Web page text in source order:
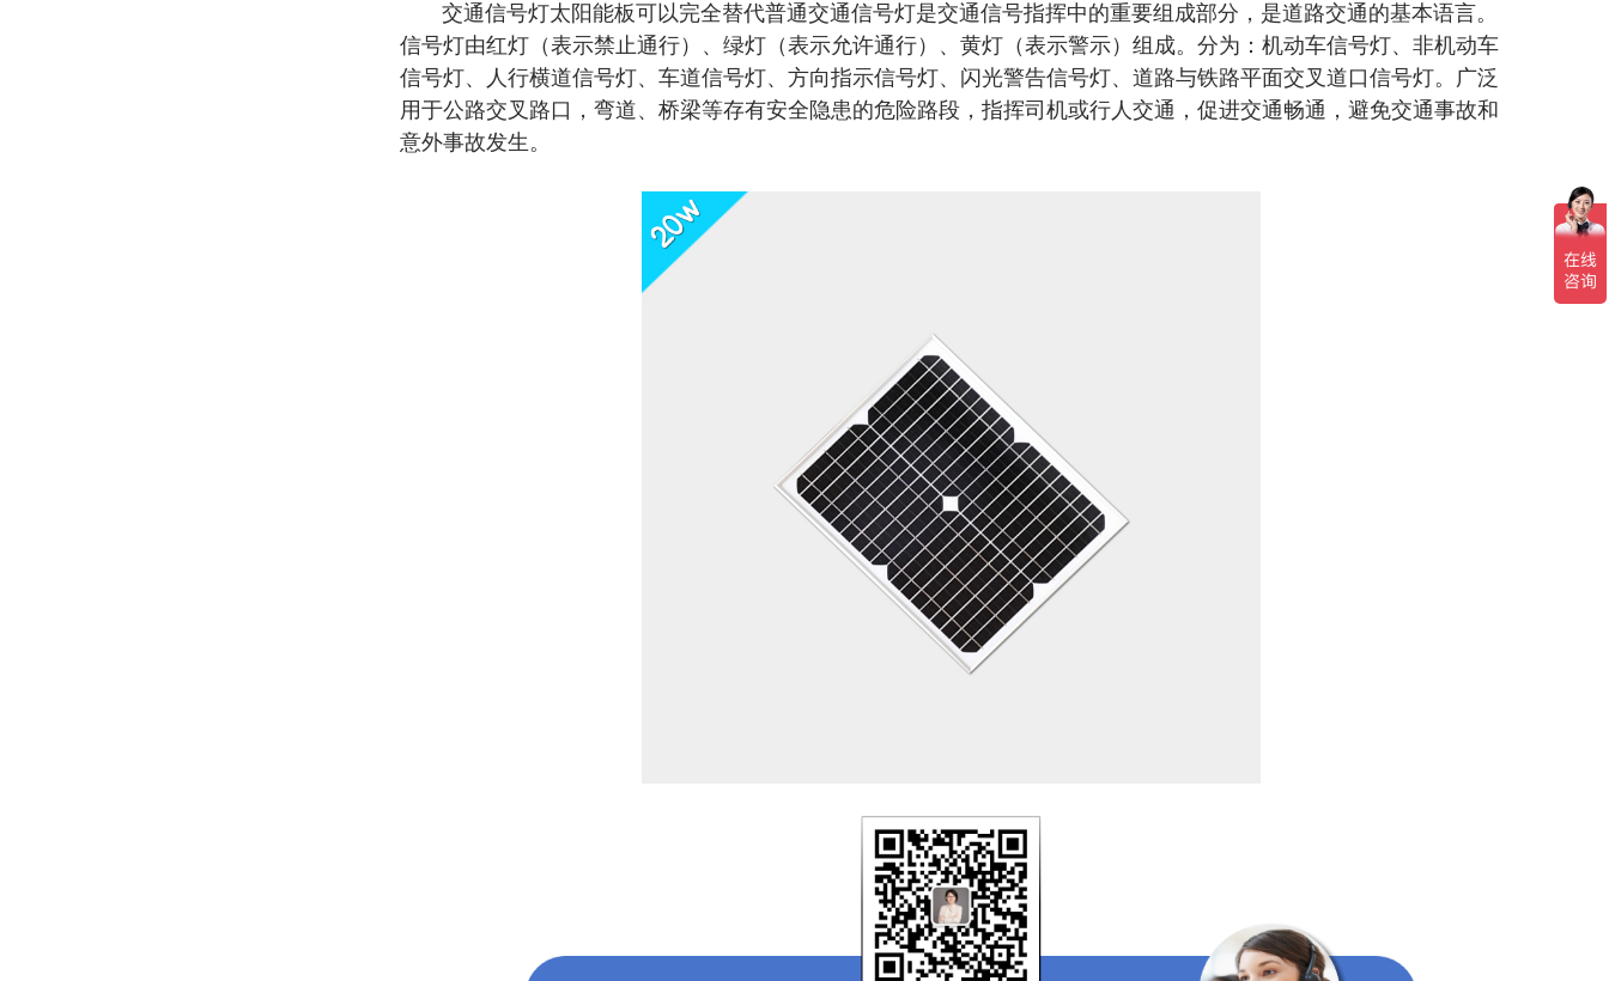
交通信号灯太阳能板可以完全替代普通交通信号灯是交通信号指挥中的重要组成部分，是道路交通的基本语言。
信号灯由红灯（表示禁止通行）、绿灯（表示允许通行）、黄灯（表示警示）组成。分为：机动车信号灯、非机动车
信号灯、人行横道信号灯、车道信号灯、方向指示信号灯、闪光警告信号灯、道路与铁路平面交叉道口信号灯。广泛
用于公路交叉路口，弯道、桥梁等存有安全隐患的危险路段，指挥司机或行人交通，促进交通畅通，避免交通事故和
意外事故发生。